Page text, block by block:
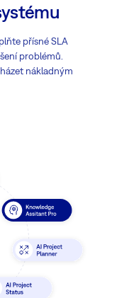
přísné SLA
problémů.
nákladným